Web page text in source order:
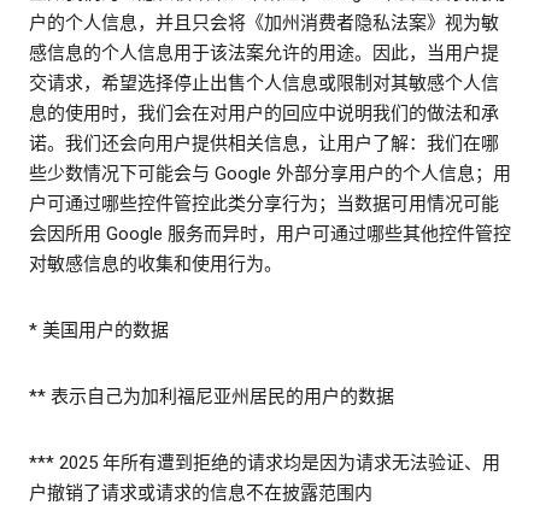
户的个人信息，并且只会将《加州消费者隐私法案》视为敏
感信息的个人信息用于该法案允许的用途。因此，当用户提
交请求，希望选择停止出售个人信息或限制对其敏感个人信
息的使用时，我们会在对用户的回应中说明我们的做法和承
诺。我们还会向用户提供相关信息，让用户了解：我们在哪
些少数情况下可能会与 Google 外部分享用户的个人信息；用
户可通过哪些控件管控此类分享行为；当数据可用情况可能
会因所用 Google 服务而异时，用户可通过哪些其他控件管控
对敏感信息的收集和使用行为。
* 美国用户的数据
** 表示自己为加利福尼亚州居民的用户的数据
*** 2025 年所有遭到拒绝的请求均是因为请求无法验证、用
户撤销了请求或请求的信息不在披露范围内